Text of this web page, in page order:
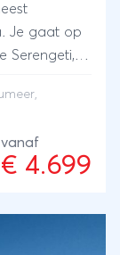
Je gaat op
Serengeti,
leeuwen!
kans om de
het
de wereld'.
,
vanaf
€ 4.699